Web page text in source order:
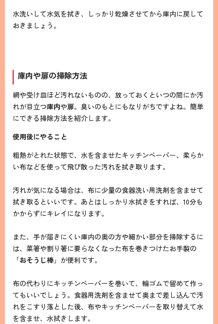
水洗いして水気を拭き、しっかり乾燥させてから庫内に戻して
おきましょう。
庫内や扉の掃除方法
網や受け皿ほど汚れないものの、放っておくといつの間にか汚
れが目立つ庫内や扉。臭いのもとにもなりがちですよね。簡単
にできる掃除方法を紹介します。
使用後にやること
粗熱がとれた状態で、水を含ませたキッチンペーパー、柔らか
い布などを使って飛び散った汚れを拭き取ります。
汚れが気になる場合は、布に少量の食器洗い用洗剤を含ませて
拭き取るといいです。あとはしっかり水拭きをすれば、10分も
かからずにキレイになります。
また、手が届きにくい庫内の奥の方や細かい部分を掃除するに
は、菜箸や割り箸に要らなくなった布を巻きつけたお手製の
「おそうじ棒 」が便利です。
布の代わりにキッチンペーパーを巻いて、輪ゴムで留めて作っ
てもいいでしょう。食器用洗剤を含ませて奥まで差し込んで汚
れをこすり落とした後、布やキッチンペーパーを取り替えて水
を含ませ、水拭きします。